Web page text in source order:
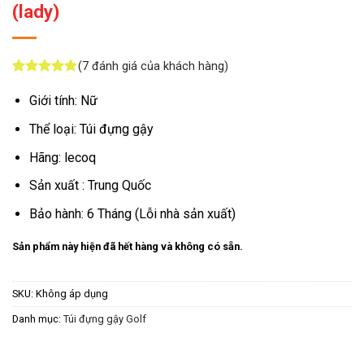
(lady)
dựa trên
(7đánh giá của khách hàng)
Giới tính: Nữ
Thể loại: Túi đựng gậy
Hãng: lecoq
Sản xuất : Trung Quốc
Bảo hành: 6 Tháng (Lỗi nhà sản xuất)
Sản phẩm này hiện đã hết hàng và không có sẵn.
SKU: Không áp dụng
Danh mục: Túi đựng gậy Golf